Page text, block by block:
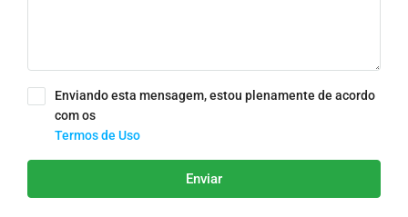
Enviando esta mensagem, estou plenamente de acordo
com os
Termos de Uso
Enviar